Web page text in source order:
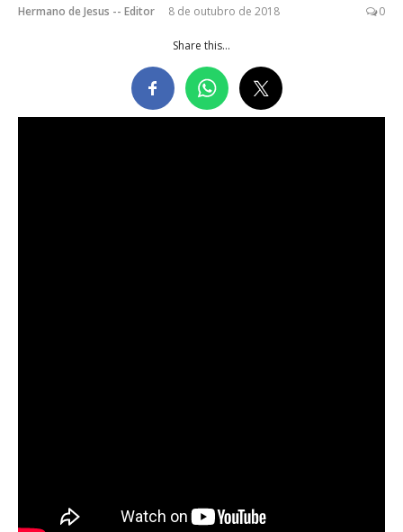
Hermano de Jesus -- Editor 8 de outubro de 2018 0
Share this...